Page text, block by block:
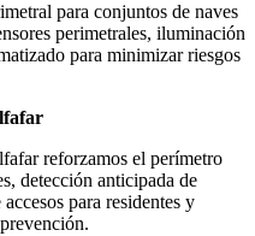
para conjuntos de naves
perimetrales, iluminación
para minimizar riesgos
reforzamos el perímetro
detección anticipada de
para residentes y